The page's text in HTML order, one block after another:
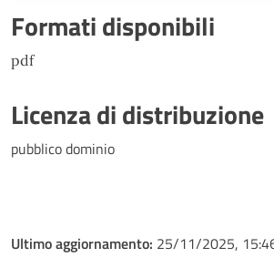
Formati disponibili
pdf
Licenza di distribuzione
pubblico dominio
Ultimo aggiornamento: 25/11/2025,